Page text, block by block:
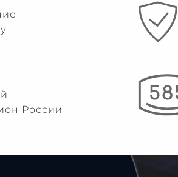
России